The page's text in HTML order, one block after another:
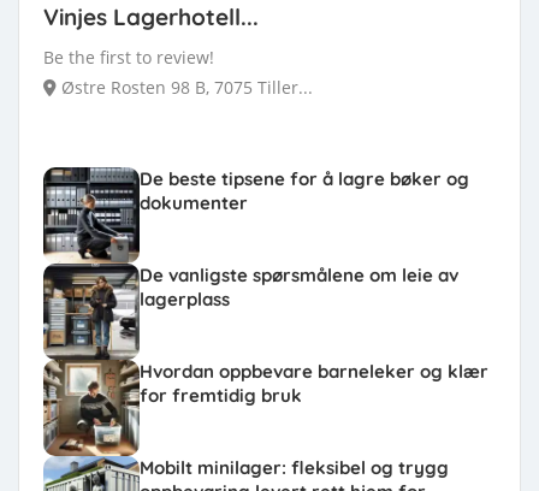
Vinjes Lagerhotell...
Be the first to review!
Østre Rosten 98 B, 7075 Tiller...
De beste tipsene for å lagre bøker og
dokumenter
De vanligste spørsmålene om leie av
lagerplass
Hvordan oppbevare barneleker og klær
for fremtidig bruk
Mobilt minilager: fleksibel og trygg